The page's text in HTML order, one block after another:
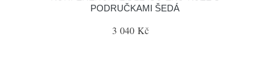
PODRUČKAMI ŠEDÁ
3 040 Kč